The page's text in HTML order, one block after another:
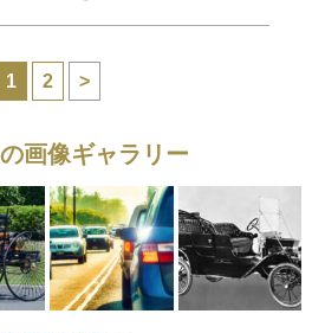
1 2 >
画像ギャラリー